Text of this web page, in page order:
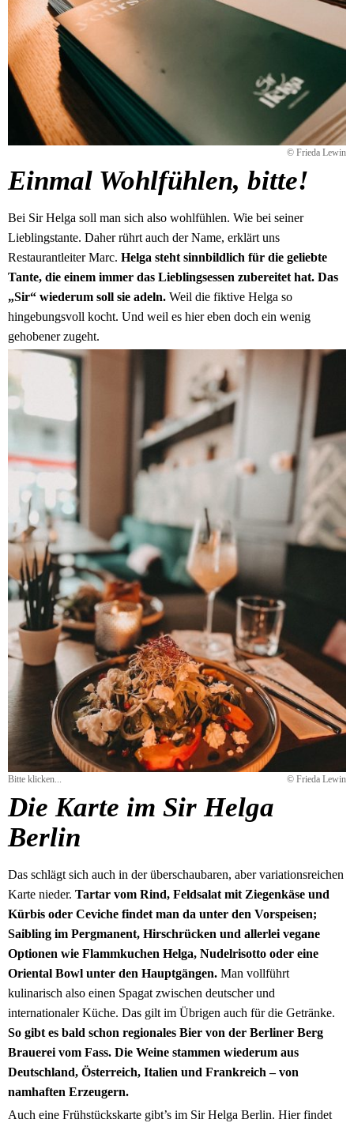
© Frieda Lewin
Einmal Wohlfühlen, bitte!
Bei Sir Helga soll man sich also wohlfühlen. Wie bei seiner
Lieblingstante. Daher rührt auch der Name, erklärt uns
Restaurantleiter Marc. Helga steht sinnbildlich für die geliebte
Tante, die einem immer das Lieblingsessen zubereitet hat. Das
„Sir“ wiederum soll sie adeln. Weil die fiktive Helga so
hingebungsvoll kocht. Und weil es hier eben doch ein wenig
gehobener zugeht.
Bitte klicken... © Frieda Lewin
Die Karte im Sir Helga
Berlin
Das schlägt sich auch in der überschaubaren, aber variationsreichen
Karte nieder. Tartar vom Rind, Feldsalat mit Ziegenkäse und
Kürbis oder Ceviche findet man da unter den Vorspeisen;
Saibling im Pergmanent, Hirschrücken und allerlei vegane
Optionen wie Flammkuchen Helga, Nudelrisotto oder eine
Oriental Bowl unter den Hauptgängen. Man vollführt
kulinarisch also einen Spagat zwischen deutscher und
internationaler Küche. Das gilt im Übrigen auch für die Getränke.
So gibt es bald schon regionales Bier von der Berliner Berg
Brauerei vom Fass. Die Weine stammen wiederum aus
Deutschland, Österreich, Italien und Frankreich – von
namhaften Erzeugern.
Auch eine Frühstückskarte gibt’s im Sir Helga Berlin. Hier findet